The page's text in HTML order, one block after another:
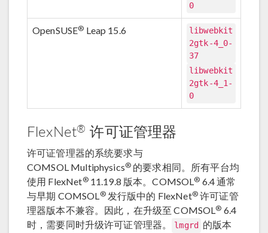
0
OpenSUSE® Leap 15.6
libwebkit
2gtk-4_0-
37
libwebkit
2gtk-4_1-
0
FlexNet® 许可证管理器
许可证管理器的系统要求与
COMSOL Multiphysics® 的要求相同。所有平台均
使用 FlexNet®11.19.8 版本。COMSOL® 6.4 通常
与早期 COMSOL®发行版中的 FlexNet®许可证管
理器版本不兼容。因此，在升级至 COMSOL® 6.4
时，需要同时升级许可证管理器。
lmgrd
的版本